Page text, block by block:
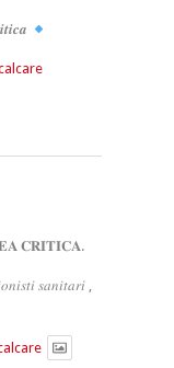
𝐂𝐑𝐈𝐓𝐈𝐂𝐀.
𝑠𝑎𝑛𝑖𝑡𝑎𝑟𝑖 ,